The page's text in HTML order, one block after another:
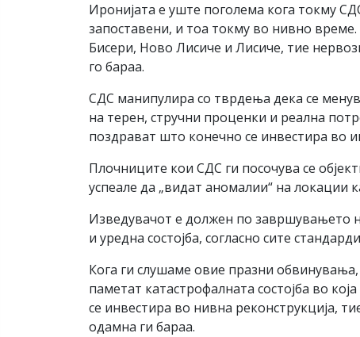
Иронијата е уште поголема кога токму
запоставени, и тоа токму во нивно
Бисери, Ново Лисиче и Лисиче, тие
го бараа.
СДС манипулира со тврдења дека се
на терен, стручни проценки и реална
поздрават што конечно се инвестира во
Плочниците кои СДС ги посочува се
успеале да „видат аномалии“ на локации
Изведувачот е должен по завршувањето
и уредна состојба, согласно сите
Кога ги слушаме овие празни
паметат катастрофалната состојба во
се инвестира во нивна реконструкција,
одамна ги бараа.